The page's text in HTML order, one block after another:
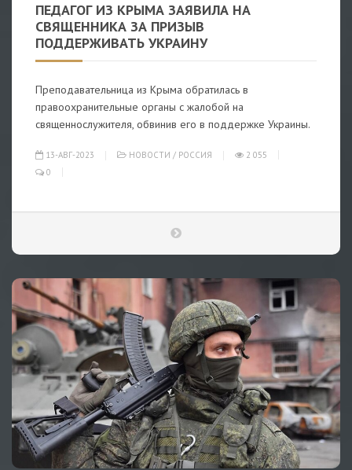
ПЕДАГОГ ИЗ КРЫМА ЗАЯВИЛА НА
СВЯЩЕННИКА ЗА ПРИЗЫВ
ПОДДЕРЖИВАТЬ УКРАИНУ
Преподавательница из Крыма обратилась в
правоохранительные органы с жалобой на
священнослужителя, обвинив его в поддержке Украины.
13-АВГ-2023 НОВОСТИ / РОССИЯ
2 055
0